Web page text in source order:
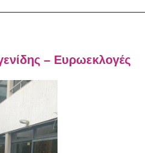
– Ευρωεκλογές